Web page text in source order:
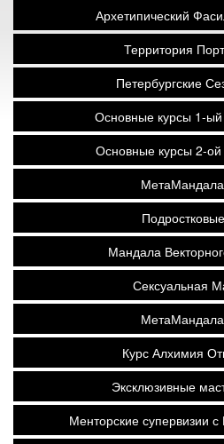
Архетипический
Территория
Петербургские
Основные курсы 1-ый
Основные курсы 2-ой
Мандала
Сексуальная
Курс Алхимия
Эксклюзивные
Менторские супервизии